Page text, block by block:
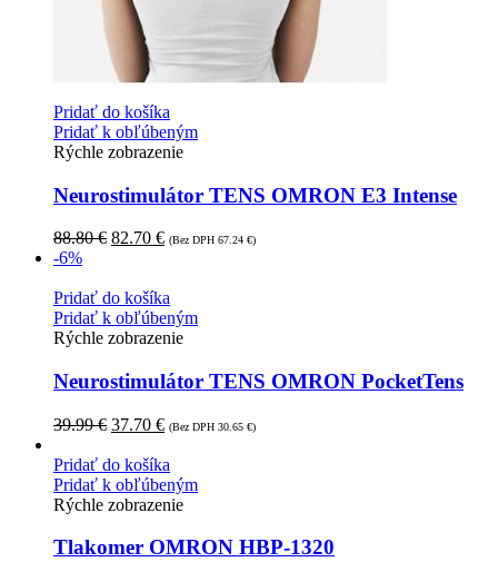
Pridať do košíka
Pridať k obľúbeným
Rýchle zobrazenie
Neurostimulátor TENS OMRON E3 Intense
88.80€ 82.70 € (Bez DPH 67.24 €)
-6%
Pridať do košíka
Pridať k obľúbeným
Rýchle zobrazenie
Neurostimulátor TENS OMRON PocketTens
39.99€ 37.70 € (Bez DPH 30.65 €)
Pridať do košíka
Pridať k obľúbeným
Rýchle zobrazenie
Tlakomer OMRON HBP-1320